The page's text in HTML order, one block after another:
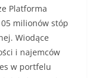
Platforma
milionów stóp
Wiodące
i najemców
w portfelu